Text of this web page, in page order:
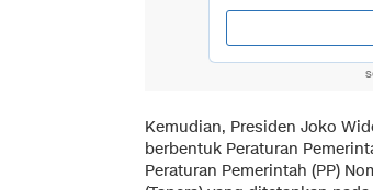
Kemudian, Presiden Joko
berbentuk Peraturan
Peraturan Pemerintah (PP)